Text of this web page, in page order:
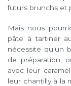
futurs brunchs et
Mais nous
pâte à tartiner
nécessite qu’un
de préparation,
avec leur
leur chantilly à la